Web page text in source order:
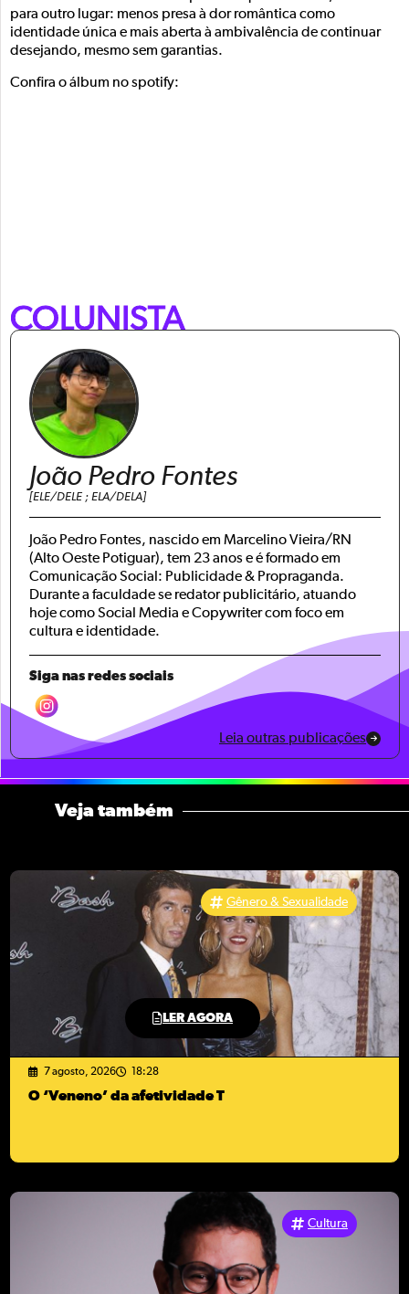
para outro lugar: menos presa à dor romântica como
identidade única e mais aberta à ambivalência de continuar
desejando, mesmo sem garantias.
Confira o álbum no spotify:
COLUNISTA
João Pedro Fontes
[ELE/DELE ; ELA/DELA]
João Pedro Fontes, nascido em Marcelino Vieira/RN
(Alto Oeste Potiguar), tem 23 anos e é formado em
Comunicação Social: Publicidade & Propraganda.
Durante a faculdade se redator publicitário, atuando
hoje como Social Media e Copywriter com foco em
cultura e identidade.
Siga nas redes sociais
Leia outras publicações
Veja também
LER AGORA
Gênero & Sexualidade
7 agosto, 2026 18:28
O ‘Veneno’ da afetividade T
Cultura